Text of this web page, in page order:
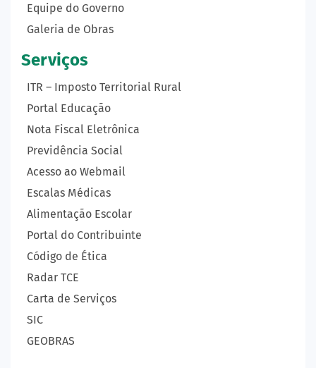
Equipe do Governo
Galeria de Obras
Serviços
ITR – Imposto Territorial Rural
Portal Educação
Nota Fiscal Eletrônica
Previdência Social
Acesso ao Webmail
Escalas Médicas
Alimentação Escolar
Portal do Contribuinte
Código de Ética
Radar TCE
Carta de Serviços
SIC
GEOBRAS